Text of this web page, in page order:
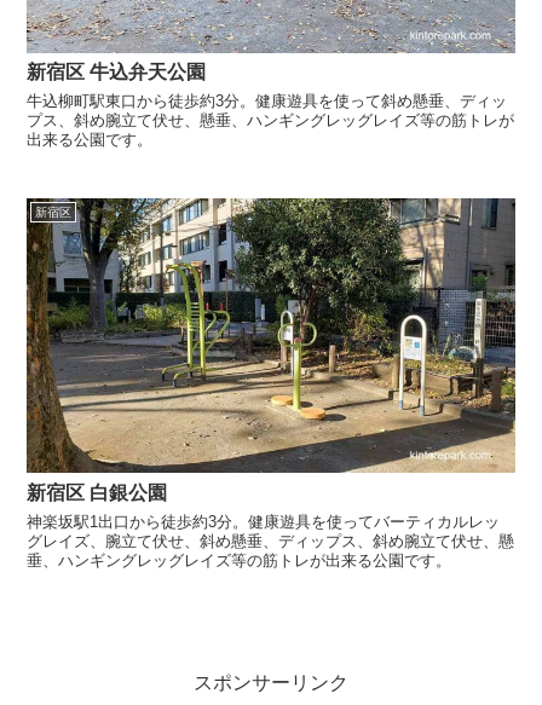
新宿区 牛込弁天公園
牛込柳町駅東口から徒歩約3分。健康遊具を使って斜め懸垂、ディッ
プス、斜め腕立て伏せ、懸垂、ハンギングレッグレイズ等の筋トレが
出来る公園です。
新宿区
新宿区 白銀公園
神楽坂駅1出口から徒歩約3分。健康遊具を使ってバーティカルレッ
グレイズ、腕立て伏せ、斜め懸垂、ディップス、斜め腕立て伏せ、懸
垂、ハンギングレッグレイズ等の筋トレが出来る公園です。
スポンサーリンク